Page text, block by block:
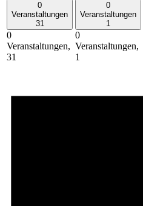
0
Veranstaltungen
31
0
Veranstaltungen,
31
0
Veranstaltungen
1
0
Veranstaltungen,
1